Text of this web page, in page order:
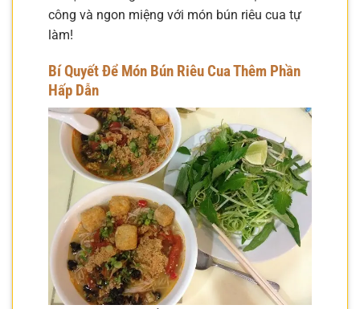
công và ngon miệng với món bún riêu cua tự
làm!
Bí Quyết Để Món Bún Riêu Cua Thêm Phần
Hấp Dẫn